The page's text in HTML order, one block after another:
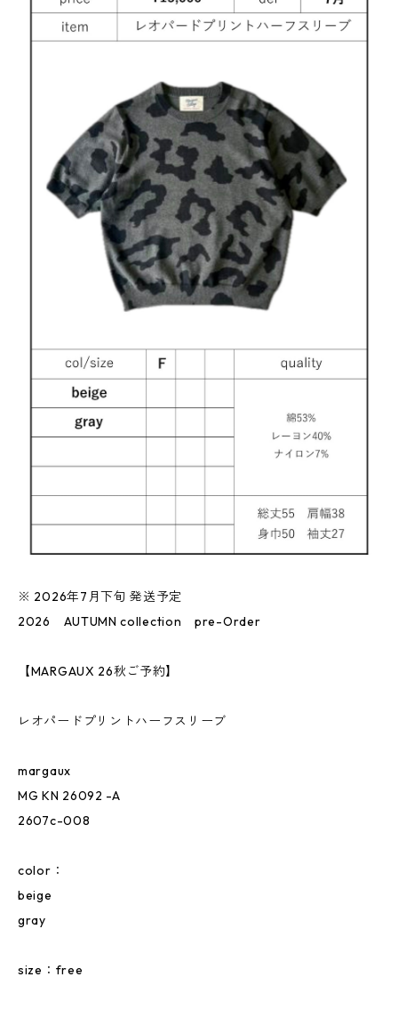
※ 2026年7月下旬 発送予定
2026 AUTUMN collection pre-Order
【MARGAUX 26秋ご予約】
レオパードプリントハーフスリーブ
margaux
MG KN 26092 -A
2607c-008
color：
beige
gray
size：free